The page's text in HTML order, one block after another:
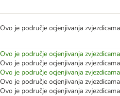
Ovo je područje ocjenjivanja
Ovo je područje ocjenjivanja
Ovo je područje ocjenjivanja
Ovo je područje ocjenjivanja
Ovo je područje ocjenjivanja
Ovo je područje ocjenjivanja